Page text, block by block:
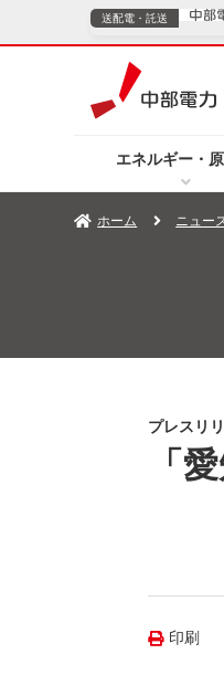
エネルギー・
送配電・託送
TOPページへ
TOPページへ
ホーム ニュー
プレスリ
「
印刷